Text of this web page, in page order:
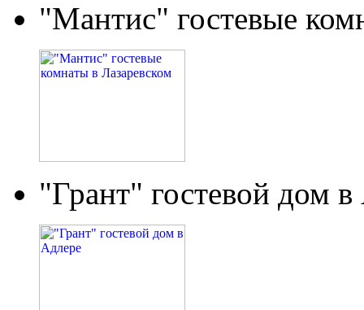
"Мантис" гостевые
"Грант" гостевой дом